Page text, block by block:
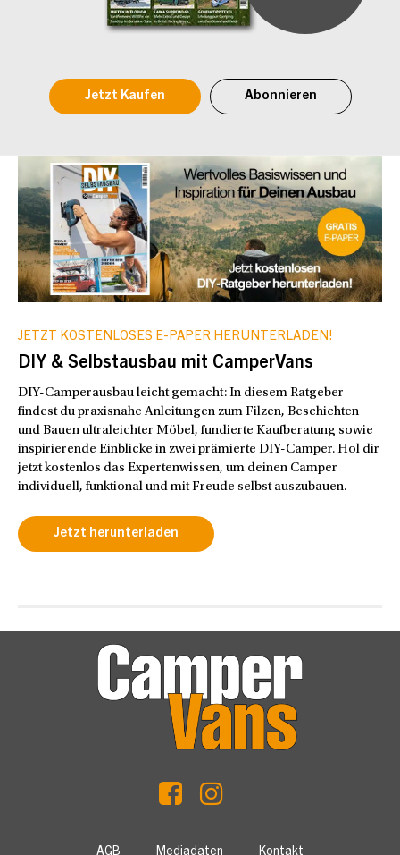
Jetzt Kaufen Abonnieren
JETZT KOSTENLOSES E-PAPER HERUNTERLADEN!
DIY & Selbstausbau mit CamperVans
DIY-Camperausbau leicht gemacht: In diesem Ratgeber
findest du praxisnahe Anleitungen zum Filzen, Beschichten
und Bauen ultraleichter Möbel, fundierte Kaufberatung sowie
inspirierende Einblicke in zwei prämierte DIY-Camper. Hol dir
jetzt kostenlos das Expertenwissen, um deinen Camper
individuell, funktional und mit Freude selbst auszubauen.
Jetzt herunterladen